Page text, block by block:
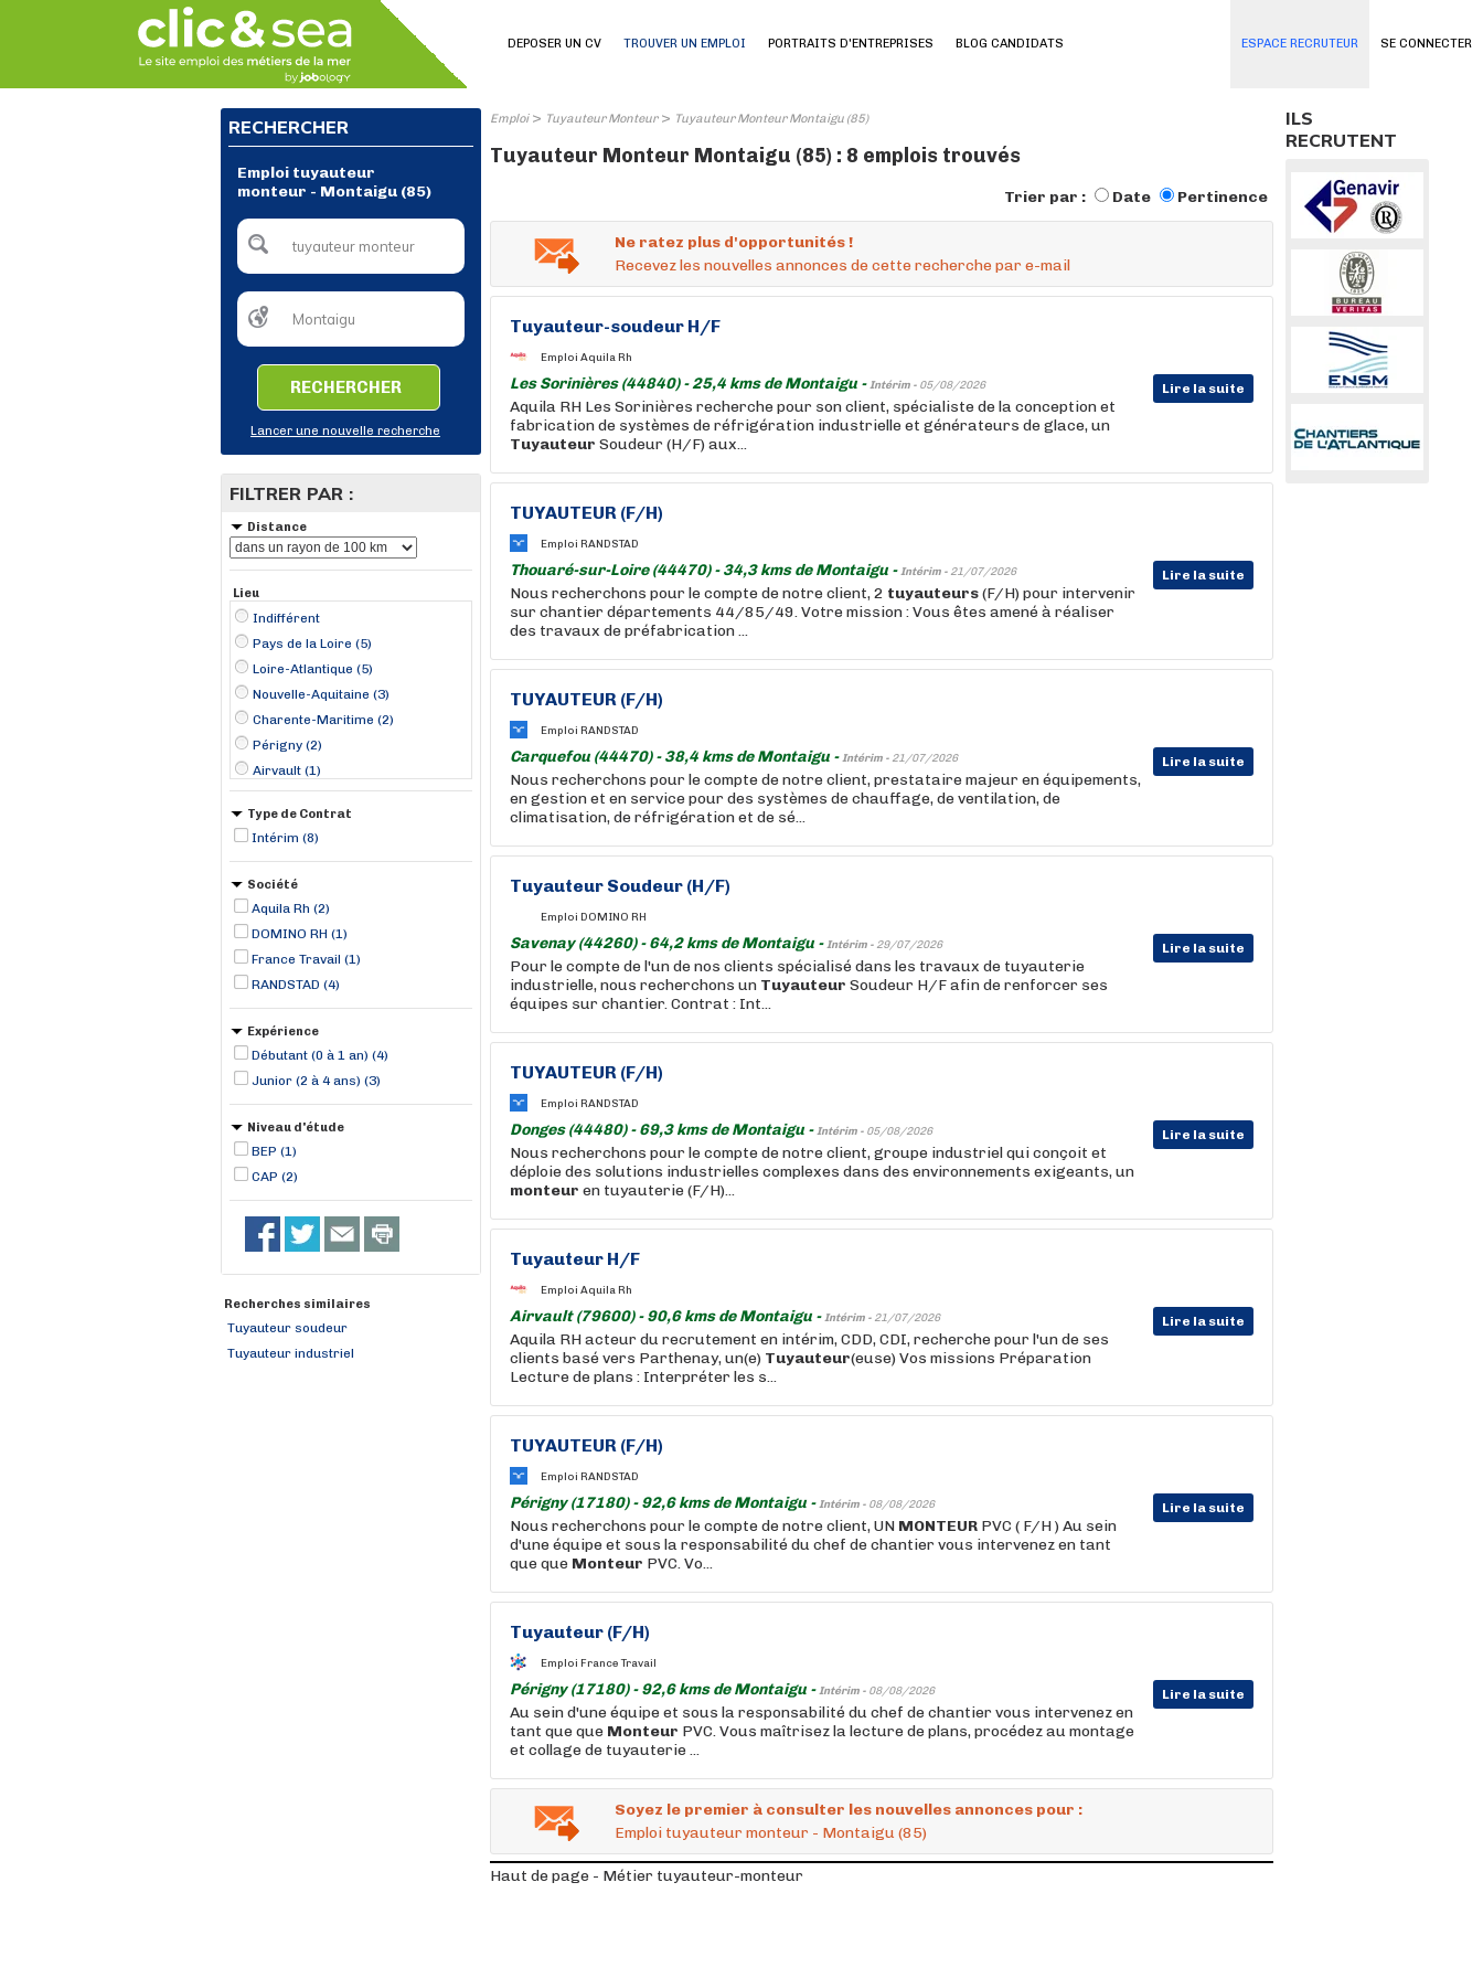
SE CONNECTER
DEPOSER UN CV TROUVER UN EMPLOI PORTRAITS D'ENTREPRISES BLOG CANDIDATS ESPACE RECRUTEUR
RECHERCHER
Emploi tuyauteur
monteur - Montaigu (85)
RECHERCHER
Lancer une nouvelle recherche
FILTRER PAR :
Distance
Lieu
Indifférent
Pays de la Loire (5)
Loire-Atlantique (5)
Nouvelle-Aquitaine (3)
Charente-Maritime (2)
Périgny (2)
Airvault (1)
Carquefou (1)
Donges (1)
Les Sorinières (1)
Type de Contrat
Intérim (8)
Société
Aquila Rh (2)
DOMINO RH (1)
France Travail (1)
RANDSTAD (4)
Expérience
Débutant (0 à 1 an) (4)
Junior (2 à 4 ans) (3)
Niveau d'étude
BEP (1)
CAP (2)
Recherches similaires
Tuyauteur soudeur
Tuyauteur industriel
Emploi> Tuyauteur Monteur> Tuyauteur Monteur Montaigu (85)
Tuyauteur Monteur Montaigu (85) : 8 emplois trouvés
Trier par : Date Pertinence
Ne ratez plus d'opportunités !
Recevez les nouvelles annonces de cette recherche par e-mail
Tuyauteur-soudeur H/F
Emploi Aquila Rh
Les Sorinières (44840) - 25,4 kms de Montaigu -Intérim - 05/08/2026 Lire la suite
Aquila RH Les Sorinières recherche pour son client, spécialiste de la conception et
fabrication de systèmes de réfrigération industrielle et générateurs de glace, un
Tuyauteur Soudeur (H/F) aux...
TUYAUTEUR (F/H)
Emploi RANDSTAD
Thouaré-sur-Loire (44470) - 34,3 kms de Montaigu -Intérim - 21/07/2026 Lire la suite
Nous recherchons pour le compte de notre client, 2 tuyauteurs(F/H) pour intervenir
sur chantier départements 44/85/49. Votre mission : Vous êtes amené à réaliser
des travaux de préfabrication ...
TUYAUTEUR (F/H)
Emploi RANDSTAD
Carquefou (44470) - 38,4 kms de Montaigu -Intérim - 21/07/2026 Lire la suite
Nous recherchons pour le compte de notre client, prestataire majeur en équipements,
en gestion et en service pour des systèmes de chauffage, de ventilation, de
climatisation, de réfrigération et de sé...
Tuyauteur Soudeur (H/F)
Emploi DOMINO RH
Savenay (44260) - 64,2 kms de Montaigu -Intérim - 29/07/2026 Lire la suite
Pour le compte de l'un de nos clients spécialisé dans les travaux de tuyauterie
industrielle, nous recherchons un Tuyauteur Soudeur H/F afin de renforcer ses
équipes sur chantier. Contrat : Int...
TUYAUTEUR (F/H)
Emploi RANDSTAD
Donges (44480) - 69,3 kms de Montaigu -Intérim - 05/08/2026 Lire la suite
Nous recherchons pour le compte de notre client, groupe industriel qui conçoit et
déploie des solutions industrielles complexes dans des environnements exigeants, un
monteur en tuyauterie (F/H)...
Tuyauteur H/F
Emploi Aquila Rh
Airvault (79600) - 90,6 kms de Montaigu -Intérim - 21/07/2026 Lire la suite
Aquila RH acteur du recrutement en intérim, CDD, CDI, recherche pour l'un de ses
clients basé vers Parthenay, un(e) Tuyauteur(euse) Vos missions Préparation
Lecture de plans : Interpréter les s...
TUYAUTEUR (F/H)
Emploi RANDSTAD
Périgny (17180) - 92,6 kms de Montaigu -Intérim - 08/08/2026 Lire la suite
Nous recherchons pour le compte de notre client, UN MONTEUR PVC ( F/H ) Au sein
d'une équipe et sous la responsabilité du chef de chantier vous intervenez en tant
que que Monteur PVC. Vo...
Tuyauteur (F/H)
Emploi France Travail
Périgny (17180) - 92,6 kms de Montaigu -Intérim - 08/08/2026 Lire la suite
Au sein d'une équipe et sous la responsabilité du chef de chantier vous intervenez en
tant que que Monteur PVC. Vous maîtrisez la lecture de plans, procédez au montage
et collage de tuyauterie ...
Soyez le premier à consulter les nouvelles annonces pour :
Emploi tuyauteur monteur - Montaigu (85)
Haut de page - Métier tuyauteur-monteur
ILS
RECRUTENT